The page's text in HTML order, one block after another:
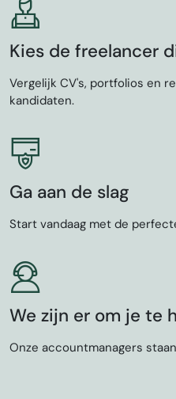
Kies de freelancer
Vergelijk CV's, portfolios en
kandidaten.
Ga aan de slag
Start vandaag met de
We zijn er om je te
Onze accountmanagers